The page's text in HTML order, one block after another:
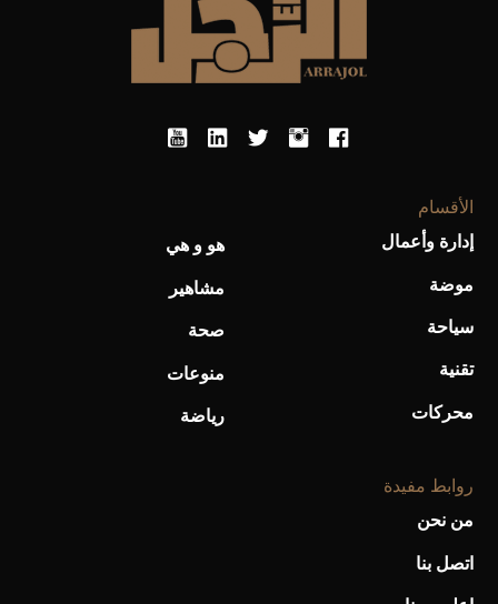
أحذية Mary Jane: ترف وأناقة للرجال
الأقسام
إدارة وأعمال
موضة
سياحة
تقنية
محركات
هو و هي
مشاهير
صحة
منوعات
رياضة
روابط مفيدة
من نحن
اتصل بنا